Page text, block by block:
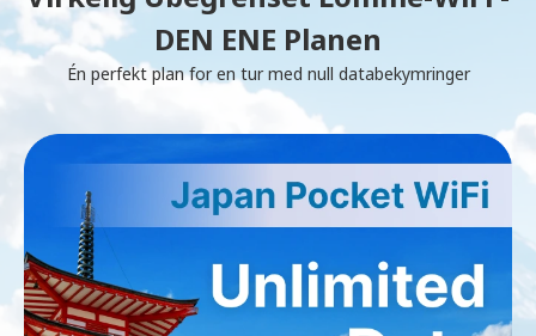
DEN ENE Planen
Én perfekt plan for en tur med null databekymringer